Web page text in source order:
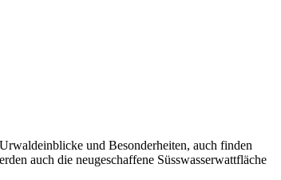
und Besonderheiten, auch finden
auch die neugeschaffene Süsswasserwattfläche